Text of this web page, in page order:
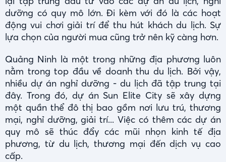
dưỡng có quy mô lớn. Đi kèm với đó là các hoạt
động vui chơi giải trí để thu hút khách du lịch. Sự
lựa chọn của người mua cũng trở nên kỹ càng hơn.
Quảng Ninh là một trong những địa phương luôn
nằm trong top đầu về doanh thu du lịch. Bởi vậy,
nhiều dự án nghỉ dưỡng - du lịch đã tập trung tại
đây. Trong đó, dự án Sun Elite City sẽ xây dựng
một quần thể đô thị bao gồm nơi lưu trú, thương
mại, nghỉ dưỡng, giải trí... Việc có thêm các dự án
quy mô sẽ thúc đẩy các mũi nhọn kinh tế địa
phương, từ du lịch, thương mại đến dịch vụ cao
cấp.